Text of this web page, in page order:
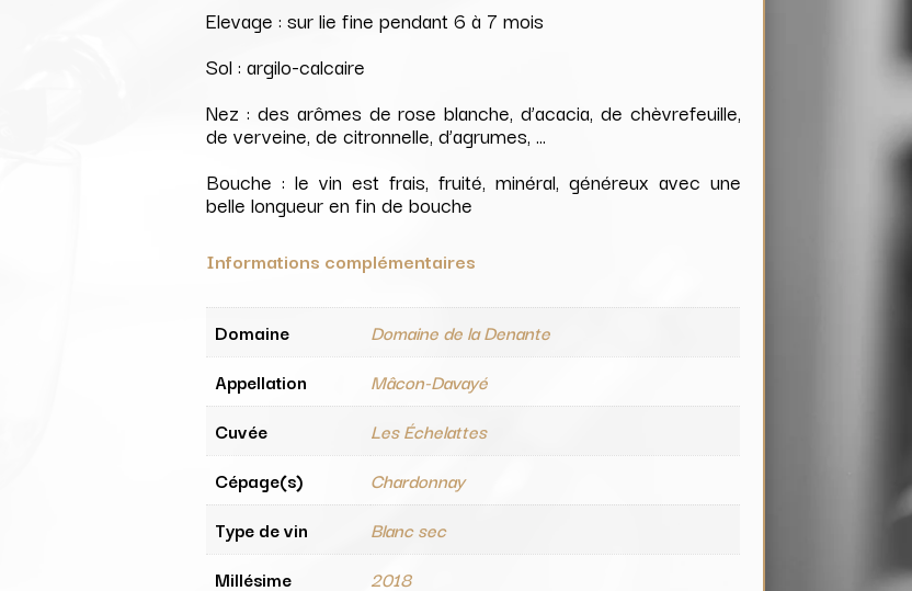
Elevage : sur lie fine pendant 6 à 7 mois
Sol : argilo-calcaire
Nez : des arômes de rose blanche, d’acacia, de chèvrefeuille,
de verveine, de citronnelle, d’agrumes, …
Bouche : le vin est frais, fruité, minéral, généreux avec une
belle longueur en fin de bouche
Informations complémentaires
Domaine
Domaine de la Denante
Appellation
Mâcon-Davayé
Cuvée
Les Échelattes
Cépage(s)
Chardonnay
Type de vin
Blanc sec
Millésime
2018